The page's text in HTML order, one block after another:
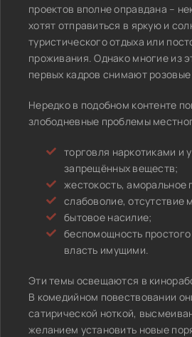
проектов вполне оправдана –
хотят отправиться в яркую и
туристического отдыха или
проживания. Однако многие из
первых кадров снимают
Нередко в подобном контенте
злободневные проблемы
торговля наркотиками и
запрещённых веществ;
жестокость, аморальное
слабоволие, отсутствие
бытовое насилие;
беспомощность
власть имущими.
Эти темы освещаются в
В комедийном повествовании
сатирической ноткой,
желанием установить новые